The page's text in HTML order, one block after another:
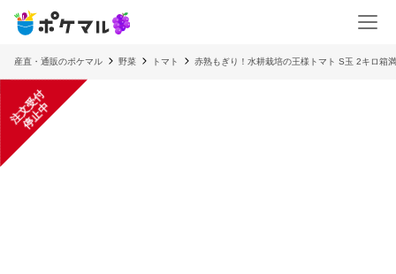
産直・通販のポケマル 野菜 トマト 赤熟もぎり！水耕栽培の王様トマト S玉 2キロ箱
注
文
受
付
停
止
中